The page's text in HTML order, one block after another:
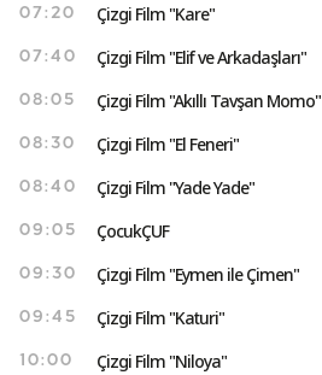
07:20 Çizgi Film "Kare"
07:40 Çizgi Film "Elif ve Arkadaşları"
08:05 Çizgi Film "Akıllı Tavşan Momo"
08:30 Çizgi Film "El Feneri"
08:40 Çizgi Film "Yade Yade"
09:05 ÇocukÇUF
09:30 Çizgi Film "Eymen ile Çimen"
09:45 Çizgi Film "Katuri"
10:00 Çizgi Film "Niloya"